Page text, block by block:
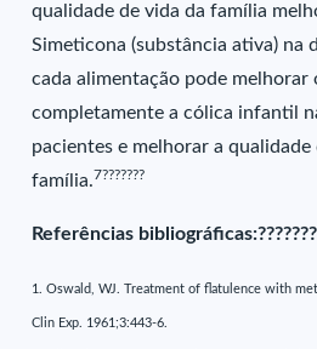
qualidade de vida da família
Simeticona (substância ativa) na
cada alimentação pode melhorar
completamente a cólica infantil
pacientes e melhorar a qualidade
família.7???????
Referências bibliográficas:???????
1. Oswald, WJ. Treatment of flatulence with
Clin Exp. 1961;3:443-6.